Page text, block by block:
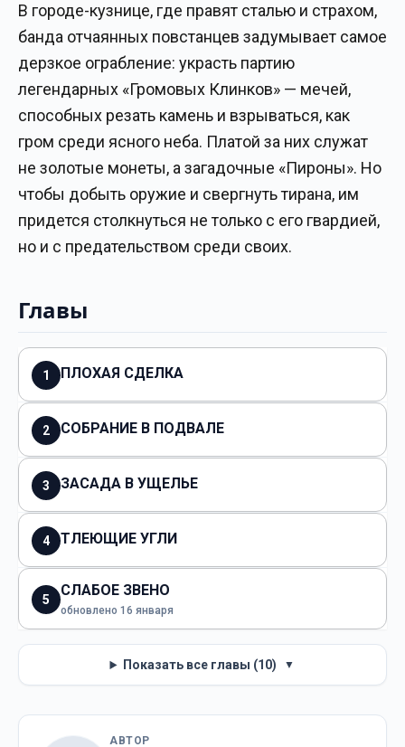
В городе-кузнице, где правят сталью и страхом,
банда отчаянных повстанцев задумывает самое
дерзкое ограбление: украсть партию
легендарных «Громовых Клинков» — мечей,
способных резать камень и взрываться, как
гром среди ясного неба. Платой за них служат
не золотые монеты, а загадочные «Пироны». Но
чтобы добыть оружие и свергнуть тирана, им
придется столкнуться не только с его гвардией,
но и с предательством среди своих.
Главы
1 ПЛОХАЯ СДЕЛКА
2 СОБРАНИЕ В ПОДВАЛЕ
3 ЗАСАДА В УЩЕЛЬЕ
4 ТЛЕЮЩИЕ УГЛИ
5
СЛАБОЕ ЗВЕНО
обновлено 16 января
Показать все главы (10) ▼
АВТОР